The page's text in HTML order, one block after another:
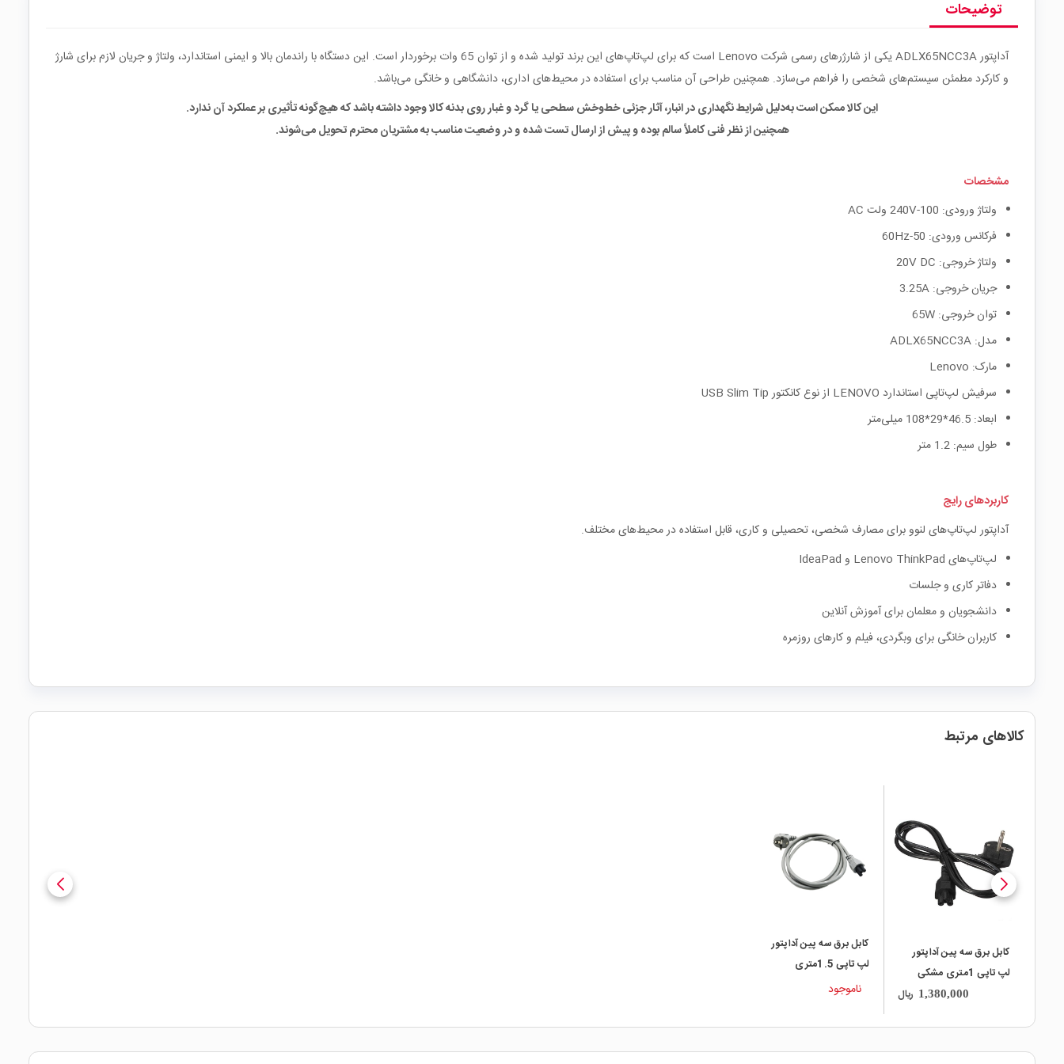
توضیحات
آداپتور ADLX65NCC3A یکی از شارژرهای رسمی شرکت Lenovo است که برای لپ‌تاپ‌های این برند تولید شده و از توان 65 وات برخوردار است. این دستگاه با راندمان بالا و ایمنی استاندارد، ولتاژ و جریان لازم برای شارژ
و کارکرد مطمئن سیستم‌های شخصی را فراهم می‌سازد. همچنین طراحی آن مناسب برای استفاده در محیط‌های اداری، دانشگاهی و خانگی می‌باشد.
این کالا ممکن است به‌دلیل شرایط نگهداری در انبار، آثار جزئی خط‌و‌خش سطحی یا گرد و غبار روی بدنه کالا وجود داشته باشد که هیچ‌گونه تأثیری بر عملکرد آن ندارد.
همچنین از نظر فنی کاملاً سالم بوده و پیش از ارسال تست شده و در وضعیت مناسب به مشتریان محترم تحویل می‌شوند.
مشخصات
ولتاژ ورودی: 100-240V ولت AC
فرکانس ورودی: 50-60Hz
ولتاژ خروجی: 20V DC
جریان خروجی: 3.25A
توان خروجی: 65W
مدل: ADLX65NCC3A
مارک: Lenovo
سرفیش لپ‌تاپی استاندارد LENOVO از نوع کانکتور USB Slim Tip
ابعاد: 46.5*29*108 میلی‌متر
طول سیم: 1.2 متر
کاربردهای رایج
آداپتور لپ‌تاپ‌های لنوو برای مصارف شخصی، تحصیلی و کاری، قابل استفاده در محیط‌های مختلف.
لپ‌تاپ‌های Lenovo ThinkPad و IdeaPad
دفاتر کاری و جلسات
دانشجویان و معلمان برای آموزش آنلاین
کاربران خانگی برای وبگردی، فیلم و کارهای روزمره
کالاهای مرتبط
local_mall
کابل برق سه پین آداپتور
لپ تاپی 1متری مشکی
1,380,000 ریال
کابل برق سه پین آداپتور
لپ تاپی 1.5متری
ناموجود